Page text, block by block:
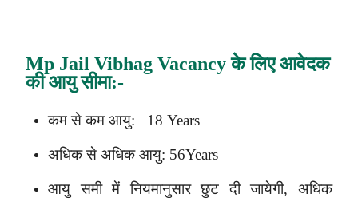
Mp Jail Vibhag Vacancyके लिए आवेदक
की आयु सीमा:-
कम से कम आयु: 18 Years
अधिक से अधिक आयु: 56Years
आयु समी में नियमानुसार छुट दी जायेगी, अधिक